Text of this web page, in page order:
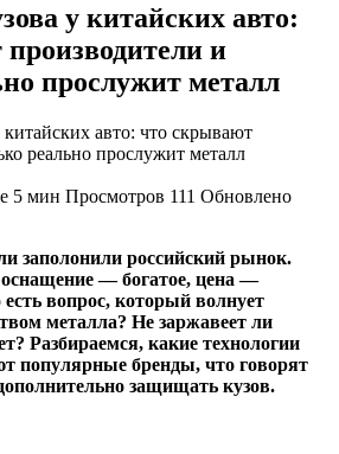
у китайских авто:
и
прослужит металл
5 мин Просмотров 111 Обновлено
заполонили российский рынок.
— богатое, цена —
вопрос, который волнует
металла? Не заржавеет ли
Разбираемся, какие технологии
популярные бренды, что говорят
защищать кузов.